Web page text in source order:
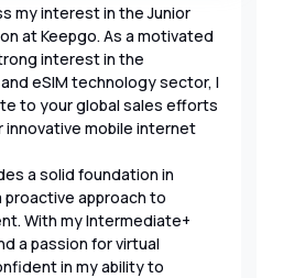
my interest in the Junior
at Keepgo. As a motivated
interest in the
eSIM technology sector, I
to your global sales efforts
innovative mobile internet
a solid foundation in
proactive approach to
With my Intermediate+
a passion for virtual
in my ability to